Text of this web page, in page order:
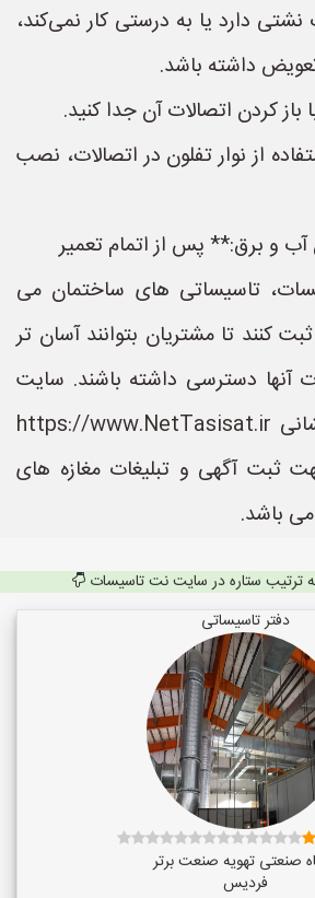
دارد یا به درستی کار نمی‌کند،
داشته باشد.
کردن اتصالات آن جدا کنید.
از نوار تفلون در اتصالات، نصب
تاسیساتی های ساختمان می
کنند تا مشتریان بتوانند آسان تر
آنها دسترسی داشته باشند. سایت
نت تاسیسات به نشانی https://www.NetTasisat.ir
ثبت آگهی و تبلیغات مغازه های
باشد.
ترتیب ستاره در سایت نت تاسیسات
دفتر تاسیساتی
صنعتی تهویه صنعت برتر
فردیس